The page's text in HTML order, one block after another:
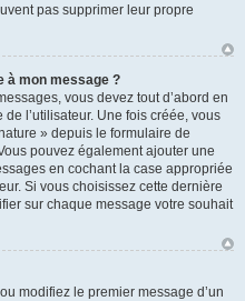
pas supprimer leur propre
à mon message ?
vous devez tout d’abord en
l’utilisateur. Une fois créée, vous
» depuis le formulaire de
pouvez également ajouter une
en cochant la case appropriée
Si vous choisissez cette dernière
sur chaque message votre souhait
modifiez le premier message d’un